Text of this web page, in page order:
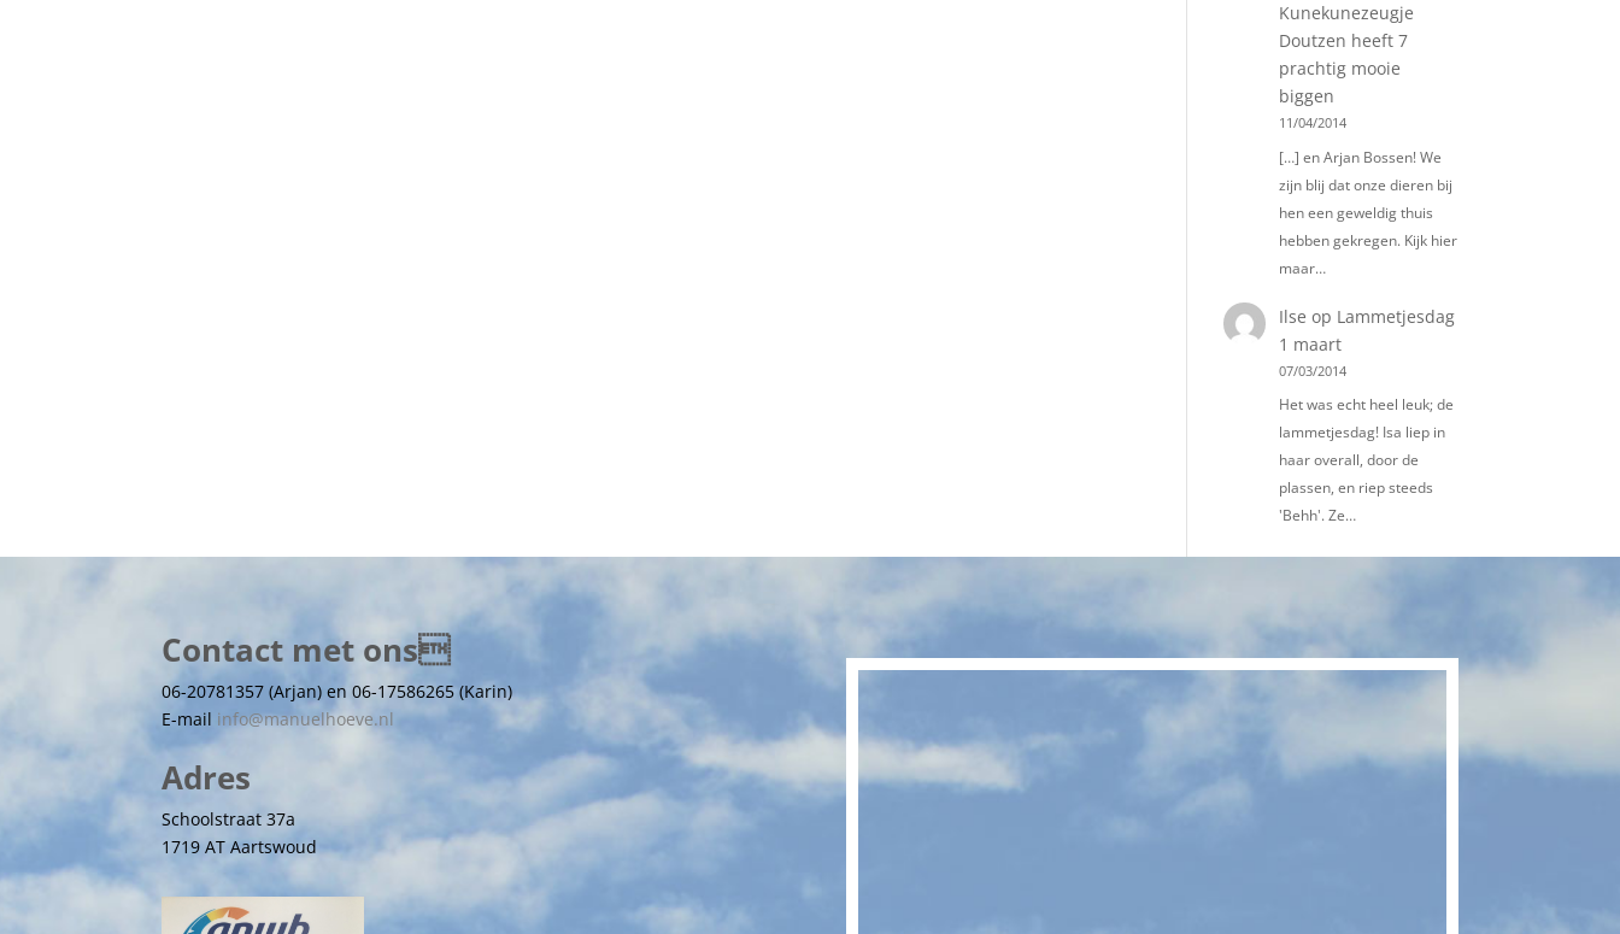
Kunekunezeugje
Doutzen heeft 7
prachtig mooie
biggen
11/04/2014
[…] en Arjan Bossen! We
zijn blij dat onze dieren bij
hen een geweldig thuis
hebben gekregen. Kijk hier
maar…
Ilse op Lammetjesdag
1 maart
07/03/2014
Het was echt heel leuk; de
lammetjesdag! Isa liep in
haar overall, door de
plassen, en riep steeds
'Behh'. Ze…
Contact met ons
06-20781357 (Arjan) en 06-17586265 (Karin)
E-mail info@manuelhoeve.nl
Adres
Schoolstraat 37a
1719 AT Aartswoud